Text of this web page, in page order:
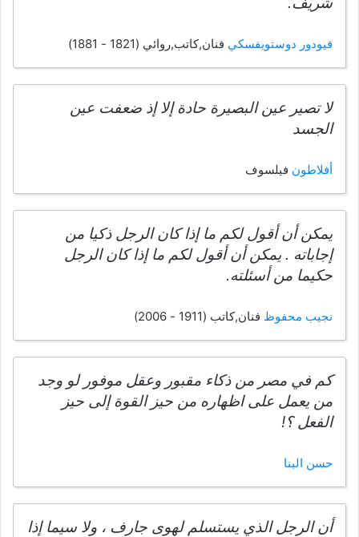
فيودور دوستويفسكي فنان,كاتب,روائي (1821 - 1881)
لا تصير عين البصيرة حادة إلا إذ ضعفت عين
الجسد
أفلاطون فيلسوف
يمكن أن أقول لكم ما إذا كان الرجل ذكيا من
إجاباته . يمكن أن أقول لكم ما إذا كان الرجل
حكيما من أسئلته.
نجيب محفوظ فنان,كاتب (1911 - 2006)
كم في مصر من ذكاء مقبور وعقل موفور لو وجد
من يعمل على اظهاره من حيز القوة إلى حيز
الفعل ؟!
حسن البنا
أن الرجل الذي يستسلم لهوى جارف ، ولا سيما إذا